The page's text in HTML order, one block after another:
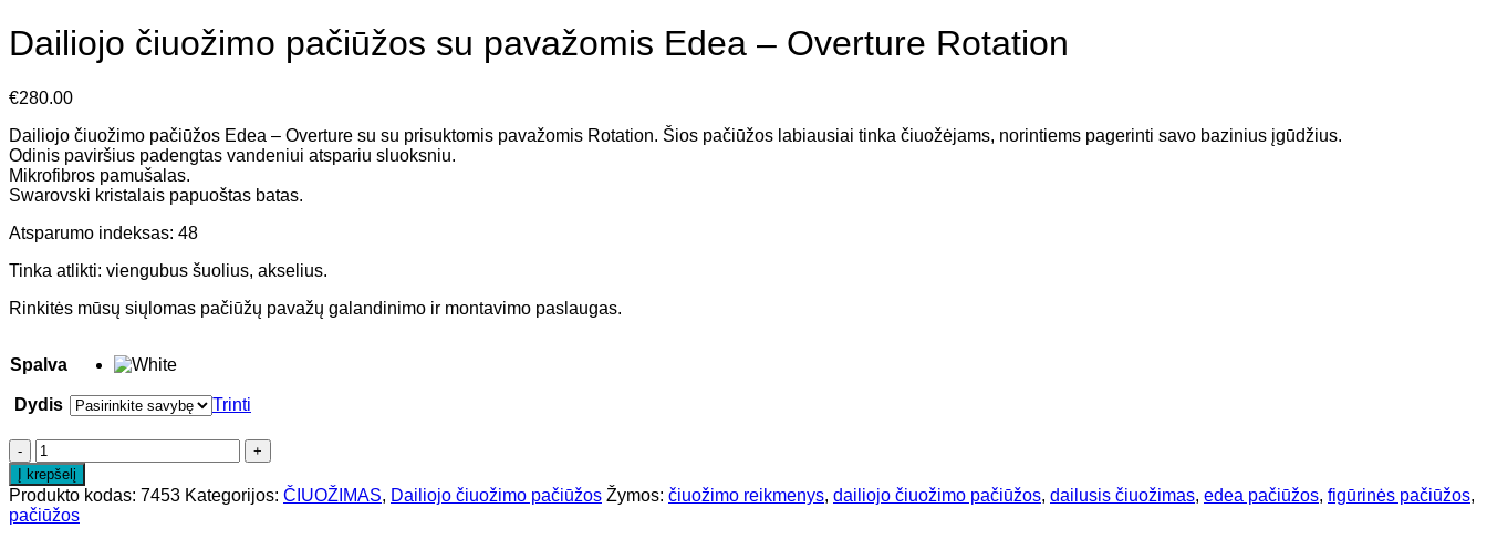
Dailiojo čiuožimo pačiūžos su pavažomis Edea – Overture Rotation
€280.00
Dailiojo čiuožimo pačiūžos Edea – Overture su su prisuktomis pavažomis Rotation. Šios pačiūžos labiausiai tinka čiuožėjams, norintiems pagerinti savo bazinius įgūdžius.
Odinis paviršius padengtas vandeniui atspariu sluoksniu.
Mikrofibros pamušalas.
Swarovski kristalais papuoštas batas.
Atsparumo indeksas: 48
Tinka atlikti: viengubus šuolius, akselius.
Rinkitės mūsų siųlomas pačiūžų pavažų galandinimo ir montavimo paslaugas.
Spalva
Dydis Trinti
Į krepšelį
Produkto kodas: 7453 Kategorijos: ČIUOŽIMAS, Dailiojo čiuožimo pačiūžos Žymos: čiuožimo reikmenys, dailiojo čiuožimo pačiūžos, dailusis čiuožimas, edea pačiūžos, figūrinės pačiūžos,
pačiūžos